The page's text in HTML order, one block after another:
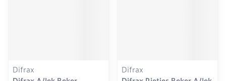
Difrax
Difrax